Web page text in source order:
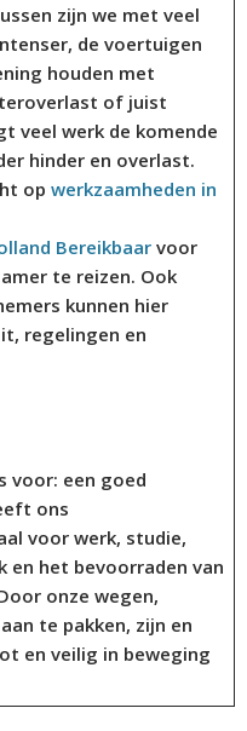
zijn we met veel
de voertuigen
houden met
of juist
veel werk de komende
hinder en overlast.
op werkzaamheden in
Bereikbaarvoor
te reizen. Ook
kunnen hier
regelingen en
voor: een goed
ons
voor werk, studie,
en het bevoorraden van
onze wegen,
te pakken, zijn en
en veilig in beweging